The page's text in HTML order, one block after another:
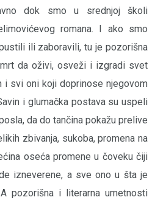
dok smo u srednjoj školi
romana. I ako smo
ili zaboravili, tu je pozorišna
da oživi, osveži i izgradi svet
i svi oni koji doprinose njegovom
i glumačka postava su uspeli
da do tančina pokažu prelive
zbivanja, sukoba, promena na
oseća promene u čoveku čiji
izneverene, a sve ono u šta je
pozorišna i literarna umetnosti